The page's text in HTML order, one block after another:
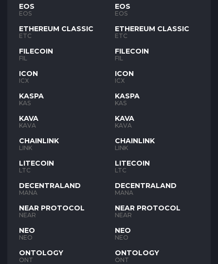
EOS
EOS
ETHEREUM CLASSIC
ETC
FILECOIN
FIL
ICON
ICX
KASPA
KAS
KAVA
KAVA
CHAINLINK
LINK
LITECOIN
LTC
DECENTRALAND
MANA
NEAR PROTOCOL
NEAR
NEO
NEO
ONTOLOGY
ONT
EOS
EOS
ETHEREUM CLASSIC
ETC
FILECOIN
FIL
ICON
ICX
KASPA
KAS
KAVA
KAVA
CHAINLINK
LINK
LITECOIN
LTC
DECENTRALAND
MANA
NEAR PROTOCOL
NEAR
NEO
NEO
ONTOLOGY
ONT